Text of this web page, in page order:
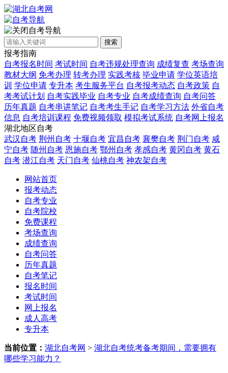
自考导航
搜索
报考指南
自考报名时间 考试时间 自考违规处理查询 成绩复查 考场查询
教材大纲 免考办理 转考办理 实践考核 毕业申请 学位英语培
训 学位申请 专升本 考生服务平台 自考报考动态 自考政策 自
考考试计划 自考实践毕业 自考专业 自考成绩查询 自考问答
历年真题 自考串讲笔记 自考考生手记 自考学习方法 外省自考
信息 自考培训课程 免费视频领取 模拟考试系统 自考网上报名
湖北地区自考
武汉自考 荆州自考 十堰自考 宜昌自考 襄樊自考 荆门自考 咸
宁自考 随州自考 恩施自考 鄂州自考 孝感自考 黄冈自考 黄石
自考 潜江自考 天门自考 仙桃自考 神农架自考
网站首页
报考动态
自考专业
自考院校
免费课程
考场查询
成绩查询
自考问答
历年真题
自考笔记
报名时间
考试时间
网上报名
成人高考
专升本
当前位置： 湖北自考网 > 湖北自考统考备考期间，需要拥有
哪些学习能力？